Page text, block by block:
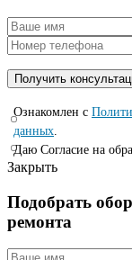
Ознакомлен с
данных
Даю Согласие на
Закрыть
Подобрать
ремонта